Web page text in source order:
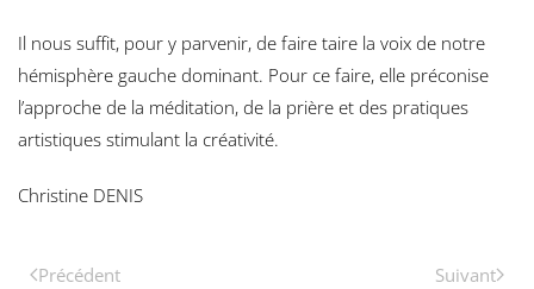
Il nous suffit, pour y parvenir, de faire taire la voix de notre
hémisphère gauche dominant. Pour ce faire, elle préconise
l’approche de la méditation, de la prière et des pratiques
artistiques stimulant la créativité.
Christine DENIS
Précédent Suivant